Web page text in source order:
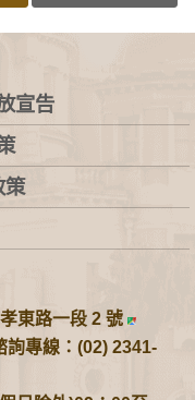
宣告
策
東路一段 2 號
詢專線：(02) 2341-